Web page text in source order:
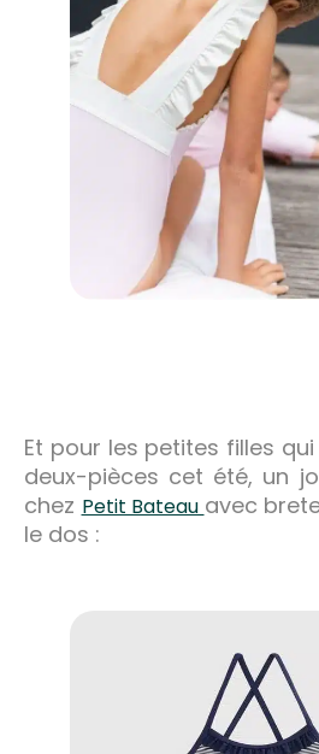
Et pour les petites filles
deux-pièces cet été, un
chez Petit Bateau avec
le dos :